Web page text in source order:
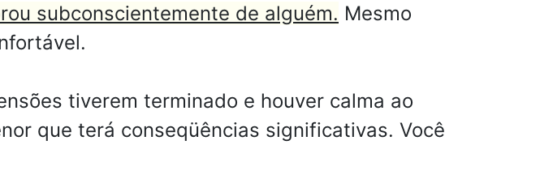
subconscientemente de alguém. Mesmo
tiverem terminado e houver calma ao
que terá conseqüências significativas. Você